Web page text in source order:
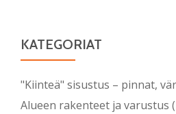
KATEGORIAT
"Kiinteä" sisustus – pinnat,
Alueen rakenteet ja varustus